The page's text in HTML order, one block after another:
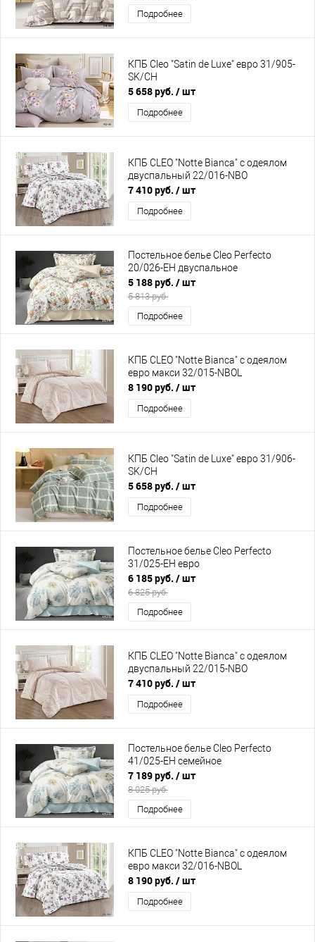
Подробнее
КПБ Cleo "Satin de Luxe" евро 31/905-
SK/CH
5 658 руб. / шт
Подробнее
КПБ CLEO "Notte Bianca" с одеялом
двуспальный 22/016-NBO
7 410 руб. / шт
Подробнее
Постельное белье Cleo Perfecto
20/026-EH двуспальное
5 188 руб. / шт
5 813 руб.
Подробнее
КПБ CLEO "Notte Bianca" с одеялом
евро макси 32/015-NBOL
8 190 руб. / шт
Подробнее
КПБ Cleo "Satin de Luxe" евро 31/906-
SK/CH
5 658 руб. / шт
Подробнее
Постельное белье Cleo Perfecto
31/025-EH евро
6 185 руб. / шт
6 825 руб.
Подробнее
КПБ CLEO "Notte Bianca" с одеялом
двуспальный 22/015-NBO
7 410 руб. / шт
Подробнее
Постельное белье Cleo Perfecto
41/025-EH семейное
7 189 руб. / шт
8 025 руб.
Подробнее
КПБ CLEO "Notte Bianca" с одеялом
евро макси 32/016-NBOL
8 190 руб. / шт
Подробнее